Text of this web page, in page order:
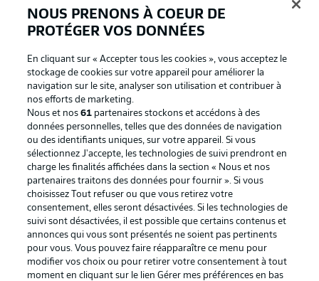
Football as it's meant to be
BUNDESLIGA APP
Proposé par
NOUS PRENONS À COEUR DE
PROTÉGER VOS DONNÉES
En cliquant sur « Accepter tous les cookies », vous acceptez le
stockage de cookies sur votre appareil pour améliorer la
navigation sur le site, analyser son utilisation et contribuer à
nos efforts de marketing.
Nous et nos61 partenaires stockons et accédons à des
données personnelles, telles que des données de navigation
ou des identifiants uniques, sur votre appareil. Si vous
sélectionnez J'accepte, les technologies de suivi prendront en
charge les finalités affichées dans la section « Nous et nos
partenaires traitons des données pour fournir ». Si vous
choisissez Tout refuser ou que vous retirez votre
consentement, elles seront désactivées. Si les technologies de
suivi sont désactivées, il est possible que certains contenus et
annonces qui vous sont présentés ne soient pas pertinents
pour vous. Vous pouvez faire réapparaître ce menu pour
modifier vos choix ou pour retirer votre consentement à tout
moment en cliquant sur le lien Gérer mes préférences en bas